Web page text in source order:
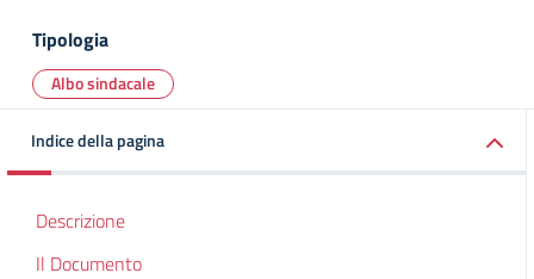
Tipologia
Albo sindacale
Indice della pagina
Descrizione
Il Documento